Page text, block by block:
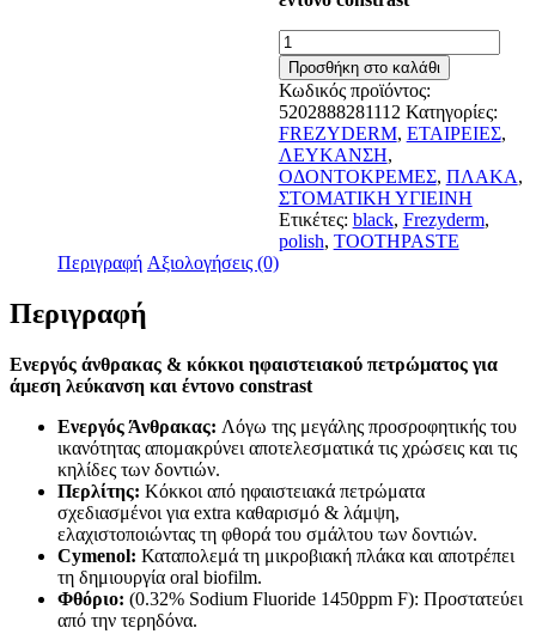
Frezyderm
Black
&
Toothpaste
Polish
75ml
ποσότητα
Προσθήκη στο καλάθι
Κωδικός προϊόντος:
5202888281112 Κατηγορίες:
FREZYDERM, ΕΤΑΙΡΕΙΕΣ,
ΛΕΥΚΑΝΣΗ,
ΟΔΟΝΤΟΚΡΕΜΕΣ, ΠΛΑΚΑ,
ΣΤΟΜΑΤΙΚΗ ΥΓΙΕΙΝΗ
Ετικέτες: black, Frezyderm,
polish, TOOTHPASTE
Περιγραφή Αξιολογήσεις (0)
Περιγραφή
Ενεργός άνθρακας & κόκκοι ηφαιστειακού πετρώματος για
άμεση λεύκανση και έντονο constrast
Ενεργός Άνθρακας: Λόγω της μεγάλης προσροφητικής του
ικανότητας απομακρύνει αποτελεσματικά τις χρώσεις και τις
κηλίδες των δοντιών.
Περλίτης: Κόκκοι από ηφαιστειακά πετρώματα
σχεδιασμένοι για extra καθαρισμό & λάμψη,
ελαχιστοποιώντας τη φθορά του σμάλτου των δοντιών.
Cymenol: Καταπολεμά τη μικροβιακή πλάκα και αποτρέπει
τη δημιουργία oral biofilm.
Φθόριο: (0.32% Sodium Fluoride 1450ppm F): Προστατεύει
από την τερηδόνα.